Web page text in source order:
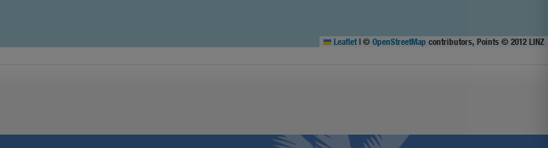
Leaflet | © OpenStreetMap contributors, Points © 2012 LINZ